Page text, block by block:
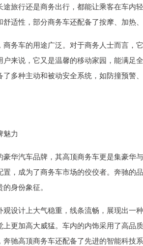
旅行还是商务出行，都能让乘客在车内
适性，部分商务车还配备了按摩、加热
商务车的用途广泛。对于商务人士而言，
户来说，它又是温馨的移动家园，能满足
了多种主动和被动安全系统，如防撞预警
魅力
豪华汽车品牌，其高顶商务车更是集豪华
置，成为了商务车市场的佼佼者。奔驰的
身份象征。
观设计上大气稳重，线条流畅，展现出一
上更加高大威猛。车内的内饰采用了高品
奔驰高顶商务车还配备了先进的智能科技